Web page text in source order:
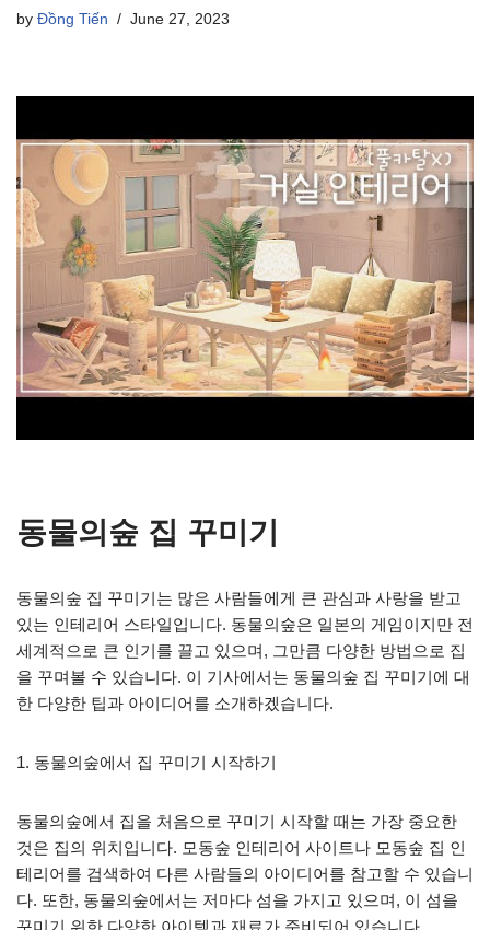
by Đồng Tiến June 27, 2023
동물의숲 집 꾸미기
동물의숲 집 꾸미기는 많은 사람들에게 큰 관심과 사랑을 받고
있는 인테리어 스타일입니다. 동물의숲은 일본의 게임이지만 전
세계적으로 큰 인기를 끌고 있으며, 그만큼 다양한 방법으로 집
을 꾸며볼 수 있습니다. 이 기사에서는 동물의숲 집 꾸미기에 대
한 다양한 팁과 아이디어를 소개하겠습니다.
1. 동물의숲에서 집 꾸미기 시작하기
동물의숲에서 집을 처음으로 꾸미기 시작할 때는 가장 중요한
것은 집의 위치입니다. 모동숲 인테리어 사이트나 모동숲 집 인
테리어를 검색하여 다른 사람들의 아이디어를 참고할 수 있습니
다. 또한, 동물의숲에서는 저마다 섬을 가지고 있으며, 이 섬을
꾸미기 위한 다양한 아이템과 재료가 준비되어 있습니다.